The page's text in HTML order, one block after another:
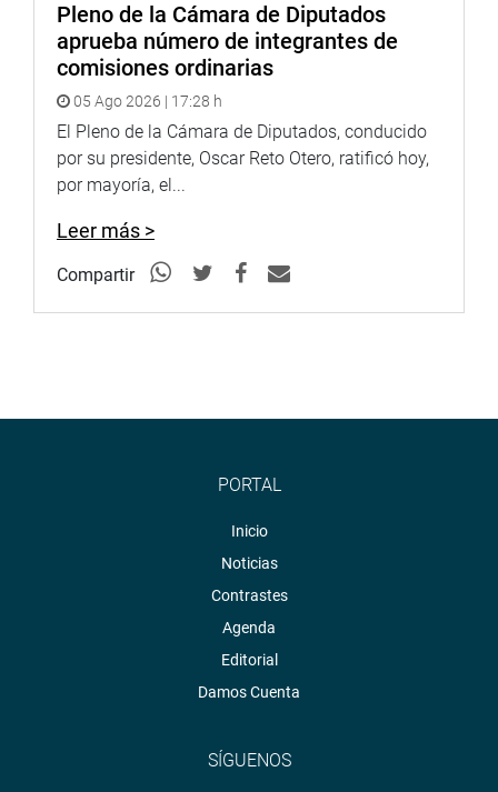
Pleno de la Cámara de Diputados
aprueba número de integrantes de
comisiones ordinarias
05 Ago 2026 | 17:28 h
El Pleno de la Cámara de Diputados, conducido
por su presidente, Oscar Reto Otero, ratificó hoy,
por mayoría, el...
Leer más >
Compartir
PORTAL
Inicio
Noticias
Contrastes
Agenda
Editorial
Damos Cuenta
SÍGUENOS